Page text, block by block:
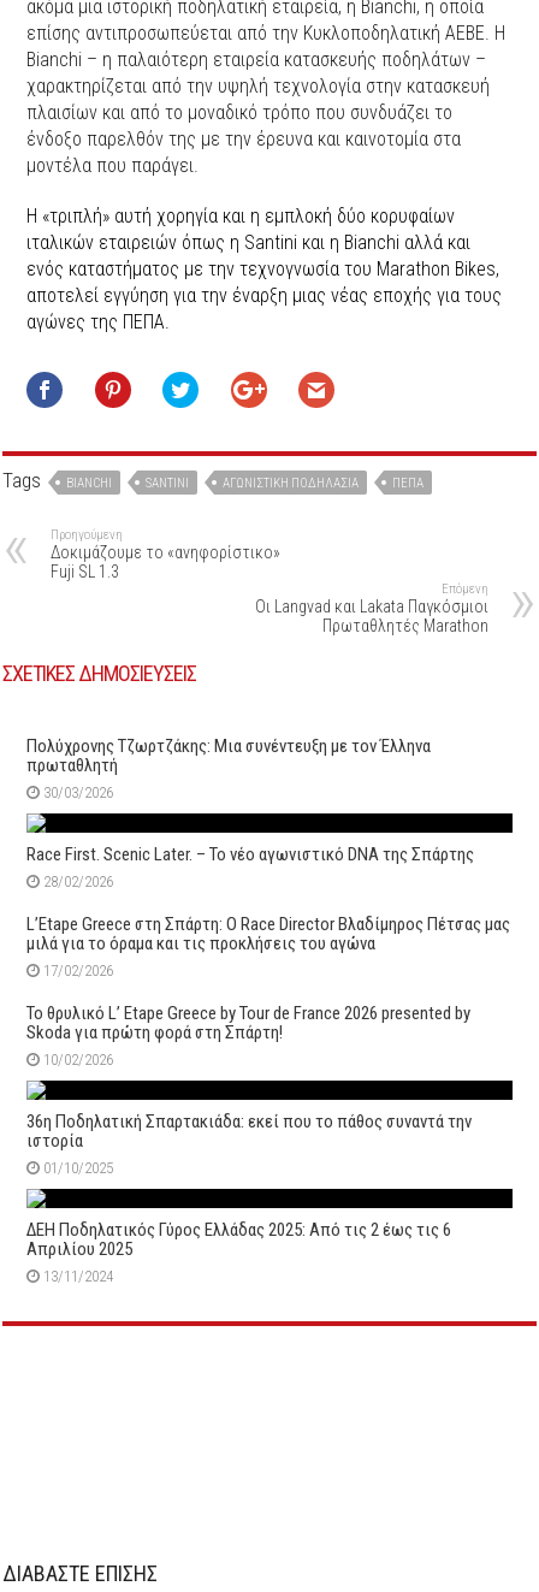
ακόμα μια ιστορική ποδηλατική εταιρεία, η Bianchi, η οποία
επίσης αντιπροσωπεύεται από την Κυκλοποδηλατική ΑΕΒΕ. Η
Bianchi – η παλαιότερη εταιρεία κατασκευής ποδηλάτων –
χαρακτηρίζεται από την υψηλή τεχνολογία στην κατασκευή
πλαισίων και από το μοναδικό τρόπο που συνδυάζει το
ένδοξο παρελθόν της με την έρευνα και καινοτομία στα
μοντέλα που παράγει.
Η «τριπλή» αυτή χορηγία και η εμπλοκή δύο κορυφαίων
ιταλικών εταιρειών όπως η Santini και η Bianchi αλλά και
ενός καταστήματος με την τεχνογνωσία του Marathon Bikes,
αποτελεί εγγύηση για την έναρξη μιας νέας εποχής για τους
αγώνες της ΠΕΠΑ.
Tags BIANCHI SANTINI ΑΓΩΝΙΣΤΙΚΉ ΠΟΔΗΛΑΣΊΑ ΠΕΠΑ
Προηγούμενη
Δοκιμάζουμε το «ανηφορίστικο»
Fuji SL 1.3
Επόμενη
Oι Langvad και Lakata Παγκόσμιοι
Πρωταθλητές Marathon
ΣΧΕΤΙΚΕΣ ΔΗΜΟΣΙΕΥΣΕΙΣ
Πολύχρονης Τζωρτζάκης: Μια συνέντευξη με τον Έλληνα
πρωταθλητή
30/03/2026
Race First. Scenic Later. – Το νέο αγωνιστικό DNA της Σπάρτης
28/02/2026
L’Etape Greece στη Σπάρτη: Ο Race Director Βλαδίμηρος Πέτσας μας
μιλά για το όραμα και τις προκλήσεις του αγώνα
17/02/2026
Το θρυλικό L’ Etape Greece by Tour de France 2026 presented by
Skoda για πρώτη φορά στη Σπάρτη!
10/02/2026
36η Ποδηλατική Σπαρτακιάδα: εκεί που το πάθος συναντά την
ιστορία
01/10/2025
ΔΕΗ Ποδηλατικός Γύρος Ελλάδας 2025: Από τις 2 έως τις 6
Απριλίου 2025
13/11/2024
ΔΙΑΒΑΣΤΕ ΕΠΙΣΗΣ